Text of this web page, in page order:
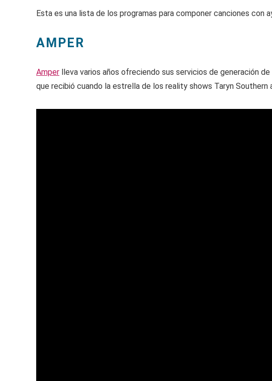
Esta es una lista de los programas para componer canciones con
AMPER
Amper lleva varios años ofreciendo sus servicios de generación
que recibió cuando la estrella de los reality shows Taryn